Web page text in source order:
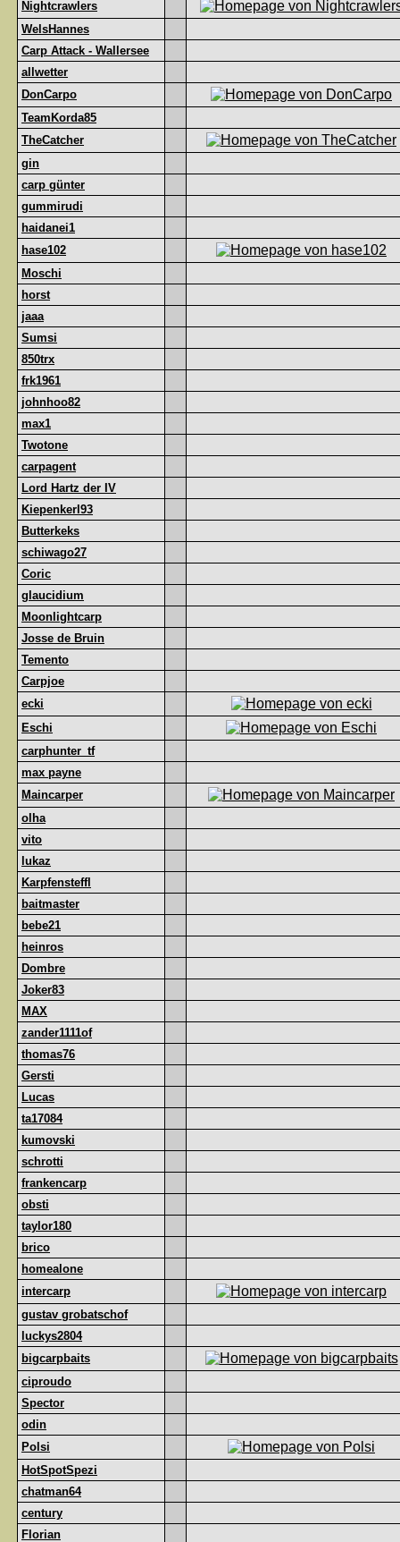
Nightcrawlers
WelsHannes
Carp Attack - Wallersee
allwetter
DonCarpo
TeamKorda85
TheCatcher
gin
carp günter
gummirudi
haidanei1
hase102
Moschi
horst
jaaa
Sumsi
850trx
frk1961
johnhoo82
max1
Twotone
carpagent
Lord Hartz der IV
Kiepenkerl93
Butterkeks
schiwago27
Coric
glaucidium
Moonlightcarp
Josse de Bruin
Temento
Carpjoe
ecki
Eschi
carphunter_tf
max payne
Maincarper
olha
vito
lukaz
Karpfensteffl
baitmaster
bebe21
heinros
Dombre
Joker83
MAX
zander1111of
thomas76
Gersti
Lucas
ta17084
kumovski
schrotti
frankencarp
obsti
taylor180
brico
homealone
intercarp
gustav grobatschof
luckys2804
bigcarpbaits
ciproudo
Spector
odin
Polsi
HotSpotSpezi
chatman64
century
Florian